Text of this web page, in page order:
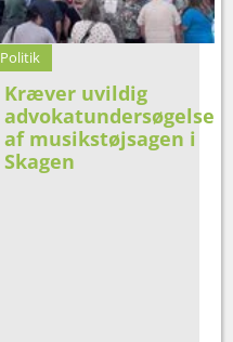
Politik
Kræver uvildig
advokatundersøgelse
af musikstøjsagen i
Skagen